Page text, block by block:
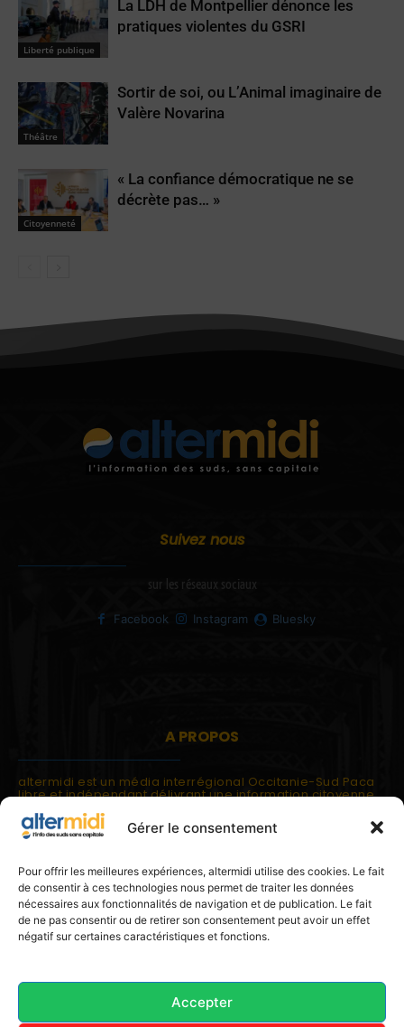
Gérer le consentement
Pour offrir les meilleures expériences, altermidi utilise des cookies. Le fait
de consentir à ces technologies nous permet de traiter les données
nécessaires aux fonctionnalités de navigation et de publication. Le fait
de ne pas consentir ou de retirer son consentement peut avoir un effet
négatif sur certaines caractéristiques et fonctions.
Accepter
Liberté publique
La LDH de Montpellier dénonce les
pratiques violentes du GSRI
Théâtre
Sortir de soi, ou L’Animal imaginaire de
Valère Novarina
Citoyenneté
« La confiance démocratique ne se
décrète pas… »
Suivez nous
sur les réseaux sociaux
Facebook Instagram Bluesky
A PROPOS
altermidi est un média interrégional Occitanie-Sud Paca
libre et indépendant délivrant une information citoyenne
altermidi est ouvert sur les suds, la méditerranée,
l'europe.
altermidi aborde des thématiques globales évaluées à
partir des constats de terrain ou d'analyses à l'échelon
local.
altermidi c'est l'information capitale, sans capitale.